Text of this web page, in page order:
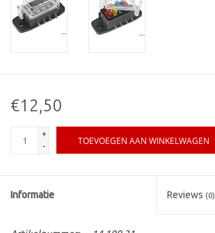
€12,50
+
-
TOEVOEGEN AAN WINKELWAGEN
Informatie Reviews (0)